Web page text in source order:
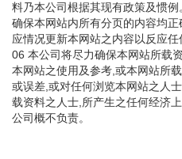
料乃本公司根据其现有政策及惯
确保本网站内所有分页的内容均
应情况更新本网站之内容以反应任
06 本公司将尽力确保本网站所载
本网站之使用及参考,或本网站所
或误差,或对任何浏览本网站之人
载资料之人士,所产生之任何经济
公司概不负责。